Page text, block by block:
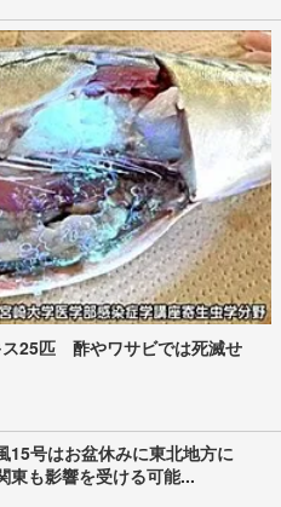
ス25匹 酢やワサビでは死滅せ
15号はお盆休みに東北地方に
も影響を受ける可能...